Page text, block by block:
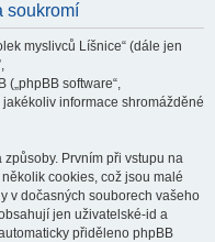
soukromí
myslivců Líšnice“ (dále jen
(„phpBB software“,
jakékoliv informace shromážděné
Prvním při vstupu na
cookies, což jsou malé
v dočasných souborech vašeho
jen uživatelské-id a
přiděleno phpBB